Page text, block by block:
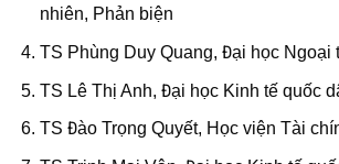
TS Lê Thị Anh, Đại học Kinh tế quốc dân, Uỷ
TS Đào Trọng Quyết, Học viện Tài chính,
TS Trịnh Mai Vân, Đại học Kinh tế quốc dân,